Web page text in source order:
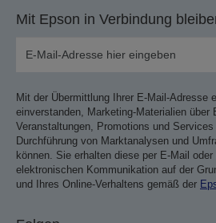
Mit Epson in Verbindung
Mit der Übermittlung Ihrer E-Mail-Adresse
einverstanden, Marketing-Materialien über
Veranstaltungen, Promotions und
Durchführung von Marktanalysen und
können. Sie erhalten diese per E-Mail
elektronischen Kommunikation auf der
und Ihres Online-Verhaltens gemäß der